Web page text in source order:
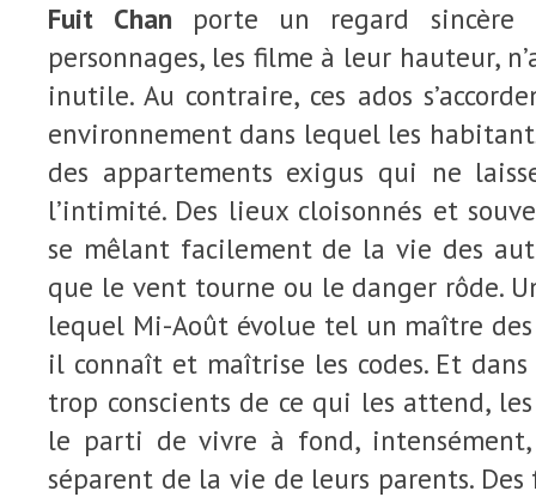
Fuit Chan porte un regard sincère
personnages, les filme à leur hauteur,
inutile. Au contraire, ces ados
environnement dans lequel les
des appartements exigus qui ne
l’intimité. Des lieux cloisonnés et
se mêlant facilement de la vie des
que le vent tourne ou le danger rôde.
lequel Mi-Août évolue tel un maître
il connaît et maîtrise les codes. Et
trop conscients de ce qui les attend,
le parti de vivre à fond,
séparent de la vie de leurs parents.